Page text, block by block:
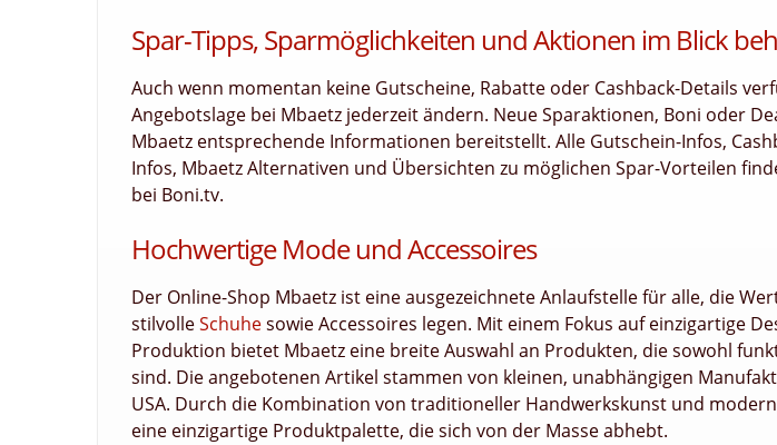
Spar-Tipps, Sparmöglichkeiten und Aktionen im Blick
Auch wenn momentan keine Gutscheine, Rabatte oder Cashback-Details
Angebotslage bei Mbaetz jederzeit ändern. Neue Sparaktionen, Boni oder
Mbaetz entsprechende Informationen bereitstellt. Alle Gutschein-Infos,
Infos, Mbaetz Alternativen und Übersichten zu möglichen Spar-Vorteilen
bei Boni.tv.
Hochwertige Mode und Accessoires
Der Online-Shop Mbaetz ist eine ausgezeichnete Anlaufstelle für alle, die
stilvolleSchuhesowie Accessoires legen. Mit einem Fokus auf einzigartige
Produktion bietet Mbaetz eine breite Auswahl an Produkten, die sowohl
sind. Die angebotenen Artikel stammen von kleinen, unabhängigen
USA. Durch die Kombination von traditioneller Handwerkskunst und
eine einzigartige Produktpalette, die sich von der Masse abhebt.